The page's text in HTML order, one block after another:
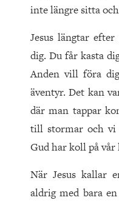
inte längre sitta
Jesus längtar
dig. Du får kasta
Anden vill föra
äventyr. Det kan
där man tappar
till stormar och vi
Gud har koll på
När Jesus kallar
aldrig med bara